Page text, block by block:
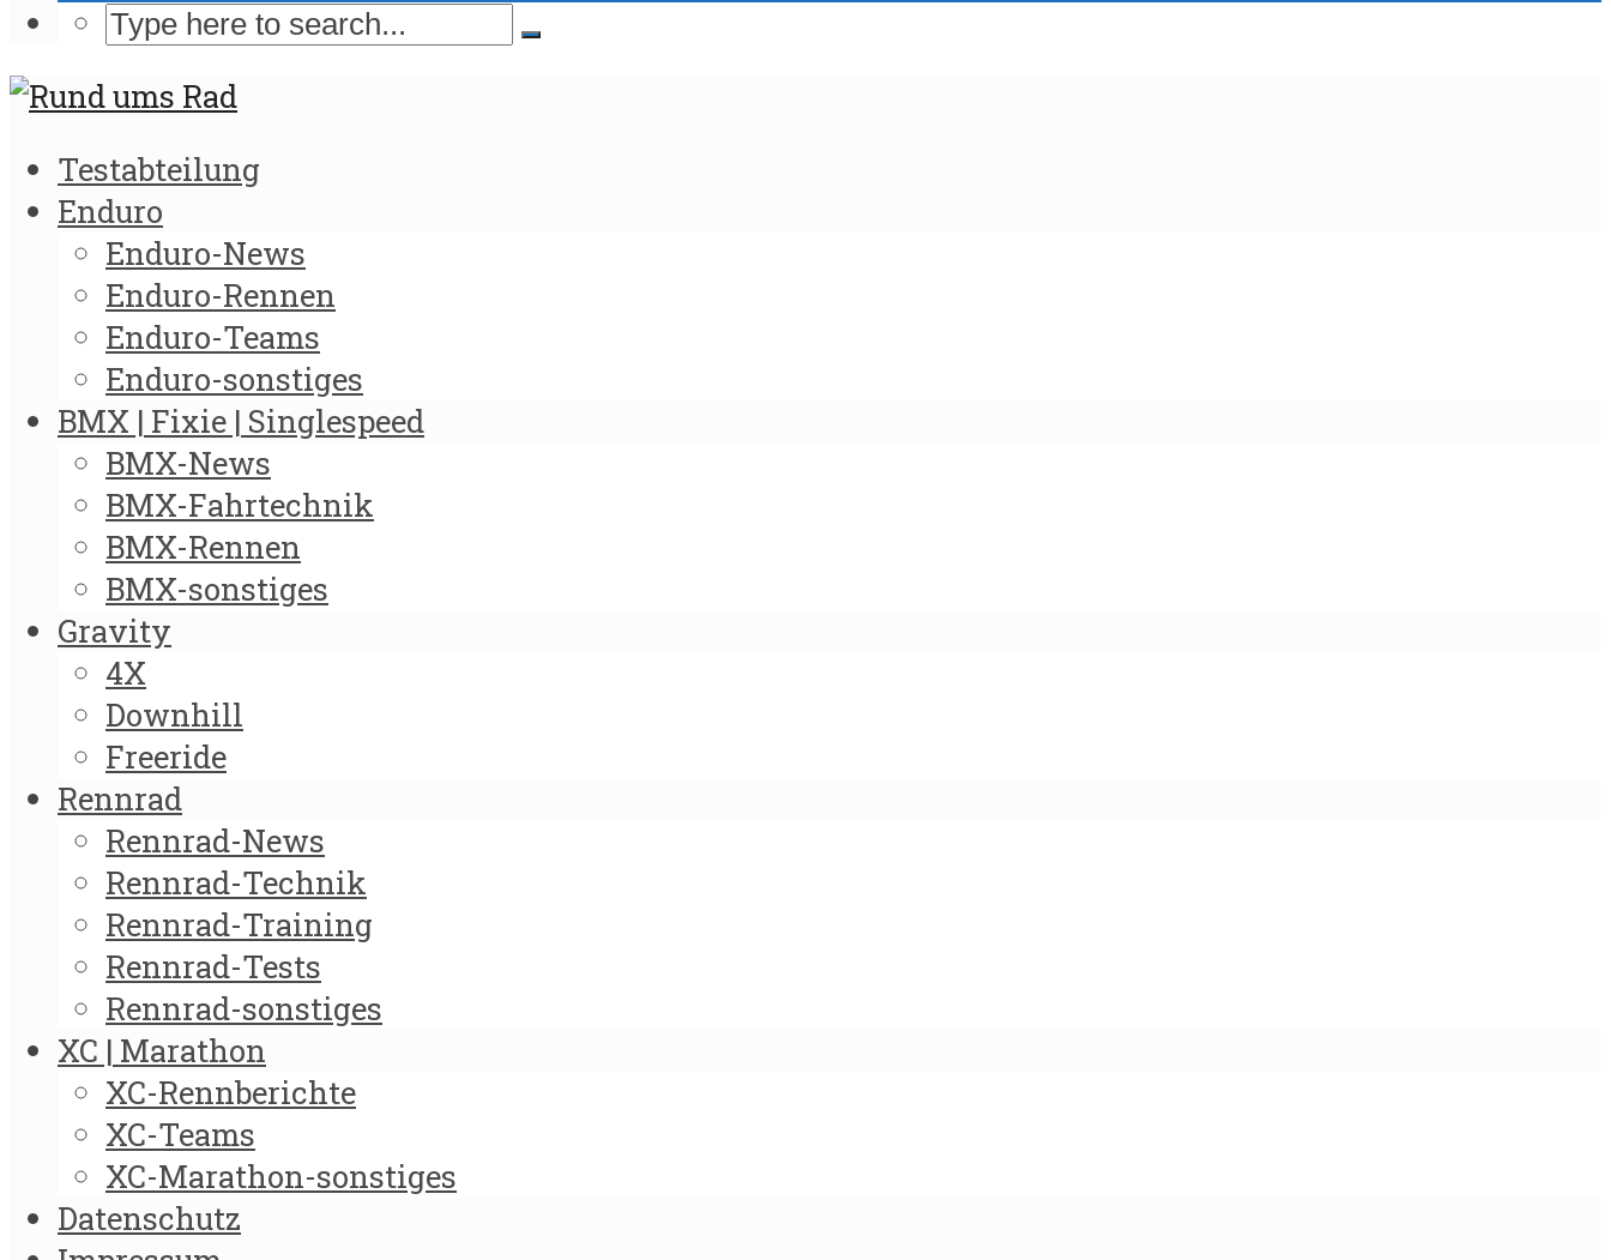
Testabteilung
Enduro
Enduro-News
Enduro-Rennen
Enduro-Teams
Enduro-sonstiges
BMX | Fixie | Singlespeed
BMX-News
BMX-Fahrtechnik
BMX-Rennen
BMX-sonstiges
Gravity
4X
Downhill
Freeride
Rennrad
Rennrad-News
Rennrad-Technik
Rennrad-Training
Rennrad-Tests
Rennrad-sonstiges
XC | Marathon
XC-Rennberichte
XC-Teams
XC-Marathon-sonstiges
Datenschutz